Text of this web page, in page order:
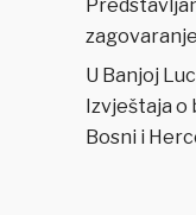
zagovaranje
U Banjoj
Izvještaja o
Bosni i